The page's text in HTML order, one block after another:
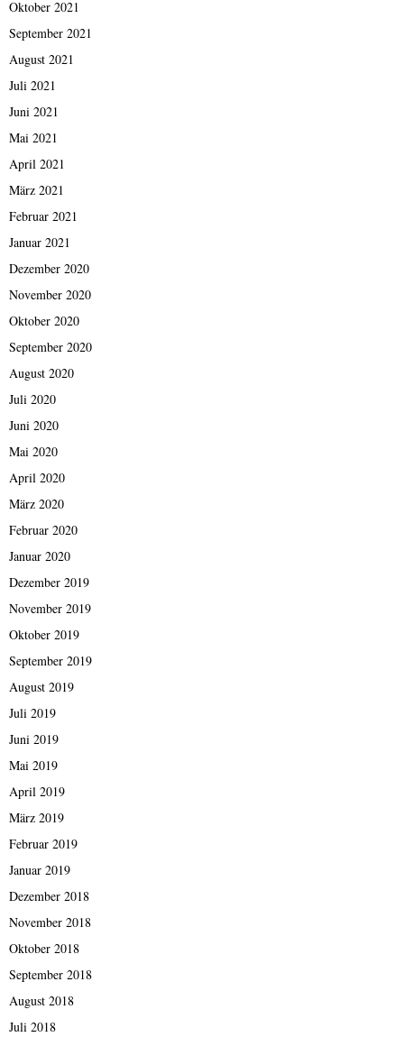
Oktober 2021
September 2021
August 2021
Juli 2021
Juni 2021
Mai 2021
April 2021
März 2021
Februar 2021
Januar 2021
Dezember 2020
November 2020
Oktober 2020
September 2020
August 2020
Juli 2020
Juni 2020
Mai 2020
April 2020
März 2020
Februar 2020
Januar 2020
Dezember 2019
November 2019
Oktober 2019
September 2019
August 2019
Juli 2019
Juni 2019
Mai 2019
April 2019
März 2019
Februar 2019
Januar 2019
Dezember 2018
November 2018
Oktober 2018
September 2018
August 2018
Juli 2018